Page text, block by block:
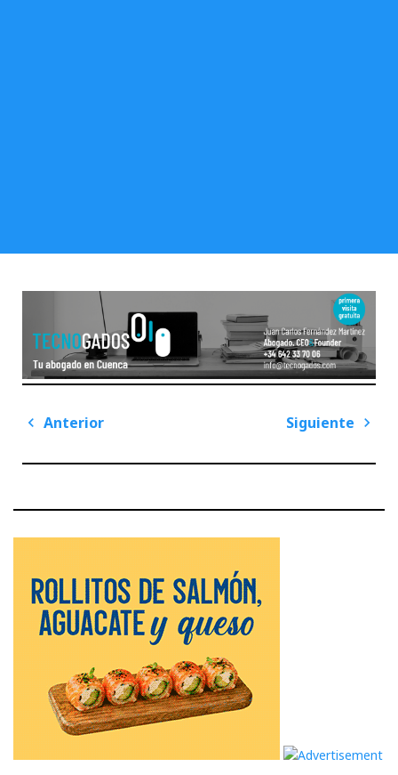
Navegación
entradas
Anterior
Siguiente